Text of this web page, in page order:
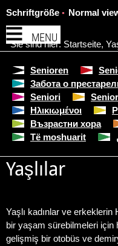
MENU
Schriftgröße Normal
Sie sind hier: Startseite,
Senioren
Забота о
Seniori
Ηλικιωμένοι
Възрастни хора
Të moshuarit
Yaşlılar
Yaşlı kadınlar ve erkeklerin
bir yaşam sürebilmeleri için
gelişmiş bir otobüs ve